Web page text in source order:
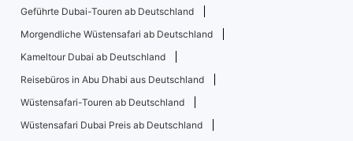
Geführte Dubai-Touren ab Deutschland
Morgendliche Wüstensafari ab Deutschland
Kameltour Dubai ab Deutschland
Reisebüros in Abu Dhabi aus Deutschland
Wüstensafari-Touren ab Deutschland
Wüstensafari Dubai Preis ab Deutschland